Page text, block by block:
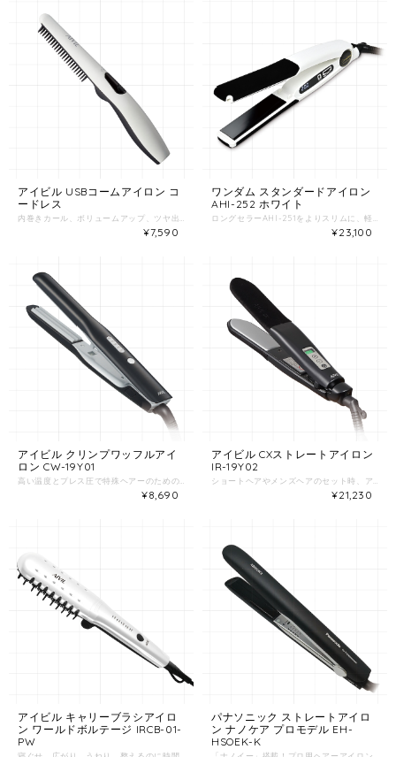
アイビル USBコームアイロン コ
ードレス
¥7,590
ワンダム スタンダードアイロン
AHI-252 ホワイト
¥23,100
アイビル クリンプワッフルアイ
ロン CW-19Y01
¥8,690
アイビル CXストレートアイロン
IR-19Y02
¥21,230
アイビル キャリーブラシアイロ
ン ワールドボルテージ IRCB-01-
PW
パナソニック ストレートアイロ
ン ナノケア プロモデル EH-
HSOEK-K